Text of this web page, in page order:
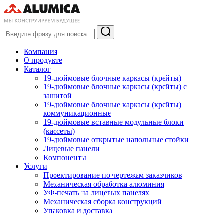
Компания
О продукте
Каталог
19-дюймовые блочные каркасы (крейты)
19-дюймовые блочные каркасы (крейты) с
защитой
19-дюймовые блочные каркасы (крейты)
коммуникационные
19-дюймовые вставные модульные блоки
(кассеты)
19-дюймовые открытые напольные стойки
Лицевые панели
Компоненты
Услуги
Проектирование по чертежам заказчиков
Механическая обработка алюминия
УФ-печать на лицевых панелях
Механическая сборка конструкций
Упаковка и доставка